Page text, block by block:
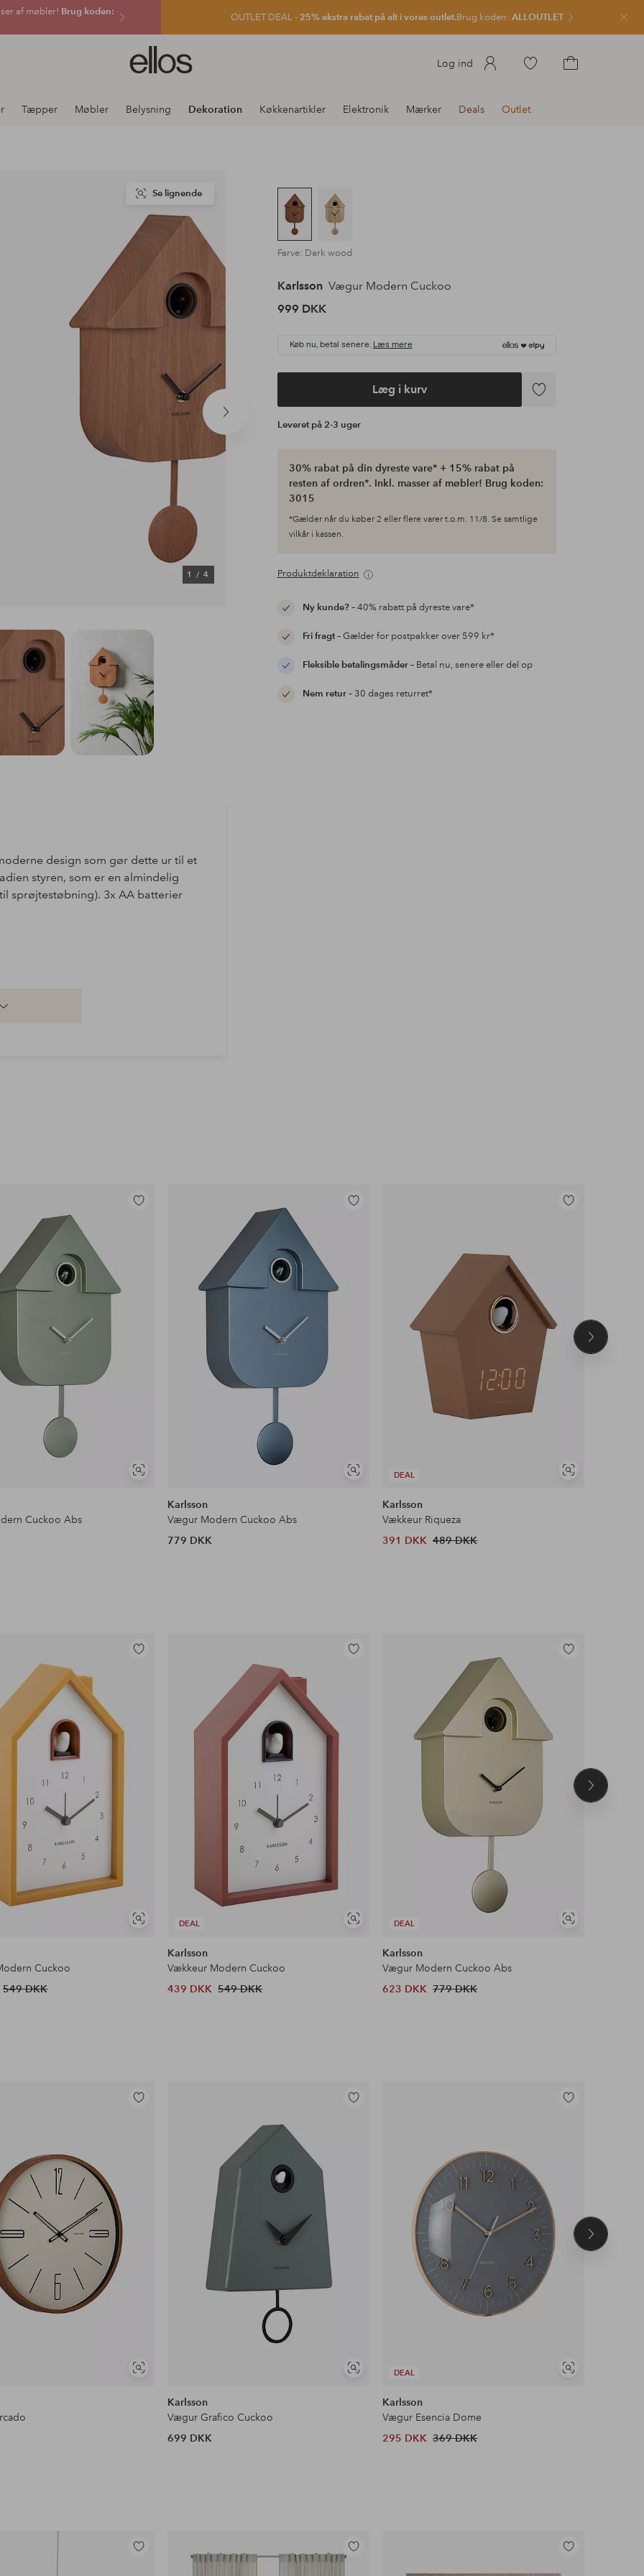
af møbler! Brug koden:
OUTLET DEAL - 25% ekstra rabat på alt i vores outlet.Brug koden: ALLOUTLET Luk
Ellos
logo
gå
Log ind
Gå
produkter
Tæpper Møbler Belysning Dekoration Køkkenartikler Elektronik Mærker Deals Outlet
Næste
1/ 4
Se lignende
Farve: Dark wood
Karlsson Vægur Modern Cuckoo
999 DKK
Køb nu, betal senere. Læs mere
Læg i kurv
Tilføj
Leveret på 2-3 uger
30% rabat på din dyreste vare* + 15% rabat på
resten af ordren*. Inkl. masser af møbler! Brug koden:
3015
*Gælder når du køber 2 eller flere varer t.o.m. 11/8. Se samtlige
vilkår i kassen.
Produktdeklaration
Ny kunde?– 40% rabatt på dyreste vare*
Fri fragt– Gælder for postpakker over 599 kr*
Fleksible betalingsmåder– Betal nu, senere eller del op
Nem retur– 30 dages returret*
design som gør dette ur til et
styren, som er en almindelig
sprøjtestøbning). 3x AA batterier
Se
Tilføj
Cuckoo Abs
Se
Tilføj
Karlsson
Vægur Modern Cuckoo Abs
779 DKK
DEAL
Se
Tilføj
Karlsson
Vækkeur Riqueza
391 DKK 489 DKK
Næste
Se
Tilføj
Cuckoo
549 DKK
DEAL
Se
Tilføj
Karlsson
Vækkeur Modern Cuckoo
439 DKK 549 DKK
DEAL
Se
Tilføj
Karlsson
Vægur Modern Cuckoo Abs
623 DKK 779 DKK
Næste
Se
Tilføj
Se
Tilføj
Karlsson
Vægur Grafico Cuckoo
699 DKK
DEAL
Se
Tilføj
Karlsson
Vægur Esencia Dome
295 DKK 369 DKK
Næste
Tilføj
Tilføj
Tilføj